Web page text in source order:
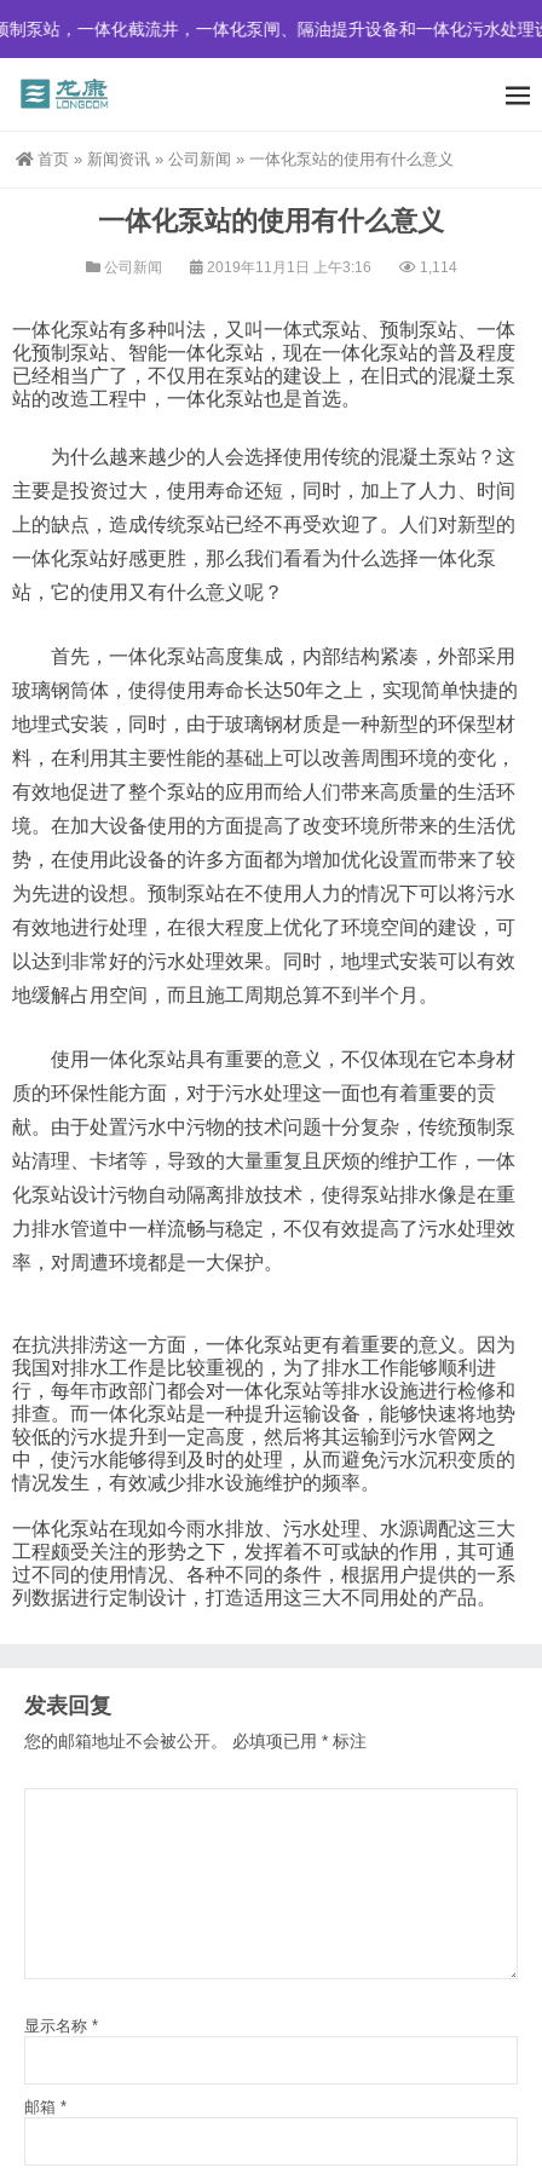
泵站，一体化截流井，一体化泵闸、隔油提升设备和一体化污水处理
首页 » 新闻资讯 » 公司新闻 » 一体化泵站的使用有什么意义
一体化泵站的使用有什么意义
公司新闻 2019年11月1日 上午3:16 1,114
一体化泵站有多种叫法，又叫一体式泵站、预制泵站、一体
化预制泵站、智能一体化泵站，现在一体化泵站的普及程度
已经相当广了，不仅用在泵站的建设上，在旧式的混凝土泵
站的改造工程中，一体化泵站也是首选。
为什么越来越少的人会选择使用传统的混凝土泵站？这
主要是投资过大，使用寿命还短，同时，加上了人力、时间
上的缺点，造成传统泵站已经不再受欢迎了。人们对新型的
一体化泵站好感更胜，那么我们看看为什么选择一体化泵
站，它的使用又有什么意义呢？
首先，一体化泵站高度集成，内部结构紧凑，外部采用
玻璃钢筒体，使得使用寿命长达50年之上，实现简单快捷的
地埋式安装，同时，由于玻璃钢材质是一种新型的环保型材
料，在利用其主要性能的基础上可以改善周围环境的变化，
有效地促进了整个泵站的应用而给人们带来高质量的生活环
境。在加大设备使用的方面提高了改变环境所带来的生活优
势，在使用此设备的许多方面都为增加优化设置而带来了较
为先进的设想。预制泵站在不使用人力的情况下可以将污水
有效地进行处理，在很大程度上优化了环境空间的建设，可
以达到非常好的污水处理效果。同时，地埋式安装可以有效
地缓解占用空间，而且施工周期总算不到半个月。
使用一体化泵站具有重要的意义，不仅体现在它本身材
质的环保性能方面，对于污水处理这一面也有着重要的贡
献。由于处置污水中污物的技术问题十分复杂，传统预制泵
站清理、卡堵等，导致的大量重复且厌烦的维护工作，一体
化泵站设计污物自动隔离排放技术，使得泵站排水像是在重
力排水管道中一样流畅与稳定，不仅有效提高了污水处理效
率，对周遭环境都是一大保护。
在抗洪排涝这一方面，一体化泵站更有着重要的意义。因为
我国对排水工作是比较重视的，为了排水工作能够顺利进
行，每年市政部门都会对一体化泵站等排水设施进行检修和
排查。而一体化泵站是一种提升运输设备，能够快速将地势
较低的污水提升到一定高度，然后将其运输到污水管网之
中，使污水能够得到及时的处理，从而避免污水沉积变质的
情况发生，有效减少排水设施维护的频率。
一体化泵站在现如今雨水排放、污水处理、水源调配这三大
工程颇受关注的形势之下，发挥着不可或缺的作用，其可通
过不同的使用情况、各种不同的条件，根据用户提供的一系
列数据进行定制设计，打造适用这三大不同用处的产品。
发表回复
您的邮箱地址不会被公开。 必填项已用 * 标注
显示名称 *
邮箱 *